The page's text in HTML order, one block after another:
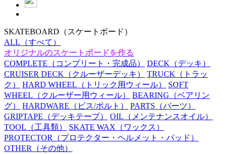
SKATEBOARD （スケートボード）
ALL （すべて）
オリジナルのスケートボードを作る
COMPLETE （コンプリート・完成品） DECK （デッキ）
CRUISER DECK （クルーザーデッキ） TRUCK （トラッ
ク）
HARD WHEEL （トリック用ウィール）
SOFT
WHEEL （クルーザー用ウィール） BEARING （ベアリン
グ）
HARDWARE （ビス/ボルト） PARTS （パーツ）
GRIPTAPE （デッキテープ） OIL （メンテナンスオイル）
TOOL （工具類） SKATE WAX （ワックス）
PROTECTOR （プロテクター・ヘルメット・パッド）
OTHER （その他）